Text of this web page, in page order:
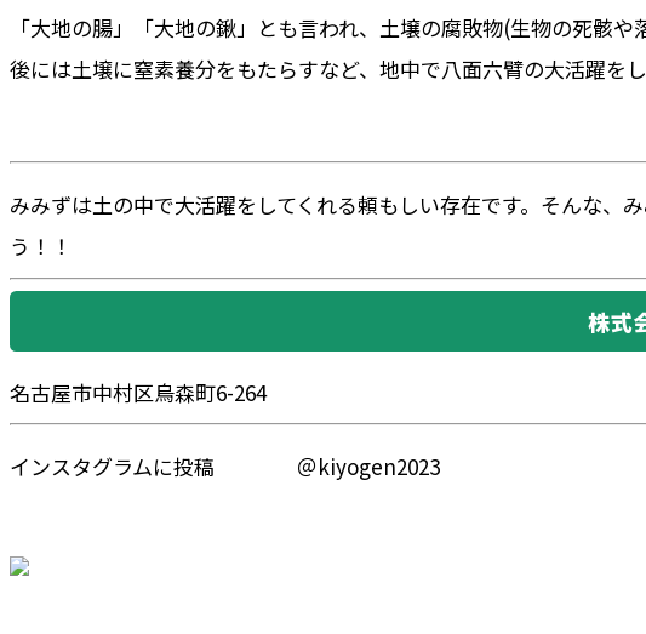
「大地の腸」「大地の鍬」とも言われ、土壌の腐敗物(生物の死骸
後には土壌に窒素養分をもたらすなど、地中で八面六臂の大活躍を
みみずは土の中で大活躍をしてくれる頼もしい存在です。そんな、
う！！
株式
名古屋市中村区烏森町6-264
インスタグラムに投稿 ＠kiyogen2023